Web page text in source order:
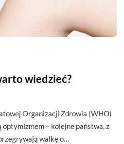
wiedzieć?
Organizacji Zdrowia (WHO)
– kolejne państwa, z
walkę o…